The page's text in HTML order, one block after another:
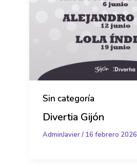
Sin categoría
Divertia Gijón
AdminJavier/ 16 febrero 2026